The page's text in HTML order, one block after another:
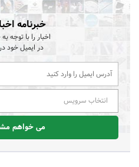
خبرنامه
اخبار را با توجه
در ایمیل خود
انتخاب سرویس
می خواهم